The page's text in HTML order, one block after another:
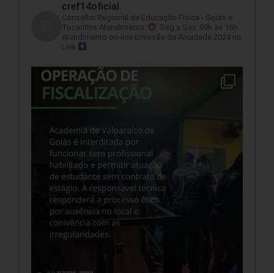
cref14oficial
Conselho Regional de Educação Física - Goiás e
Tocantins Atendimento:
Seg a Sex: 09h às 16h
Atendimento on-line Emissão da Anuidade 2024 no
Link